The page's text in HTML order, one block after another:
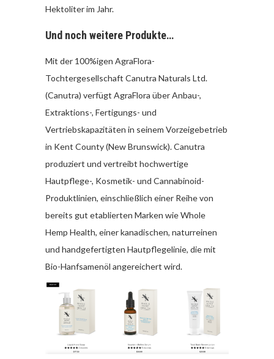
Hektoliter im Jahr.
Und noch weitere Produkte…
Mit der 100%igen AgraFlora-
Tochtergesellschaft Canutra Naturals Ltd.
(Canutra) verfügt AgraFlora über Anbau-,
Extraktions-, Fertigungs- und
Vertriebskapazitäten in seinem Vorzeigebetrieb
in Kent County (New Brunswick). Canutra
produziert und vertreibt hochwertige
Hautpflege-, Kosmetik- und Cannabinoid-
Produktlinien, einschließlich einer Reihe von
bereits gut etablierten Marken wie Whole
Hemp Health, einer kanadischen, naturreinen
und handgefertigten Hautpflegelinie, die mit
Bio-Hanfsamenöl angereichert wird.